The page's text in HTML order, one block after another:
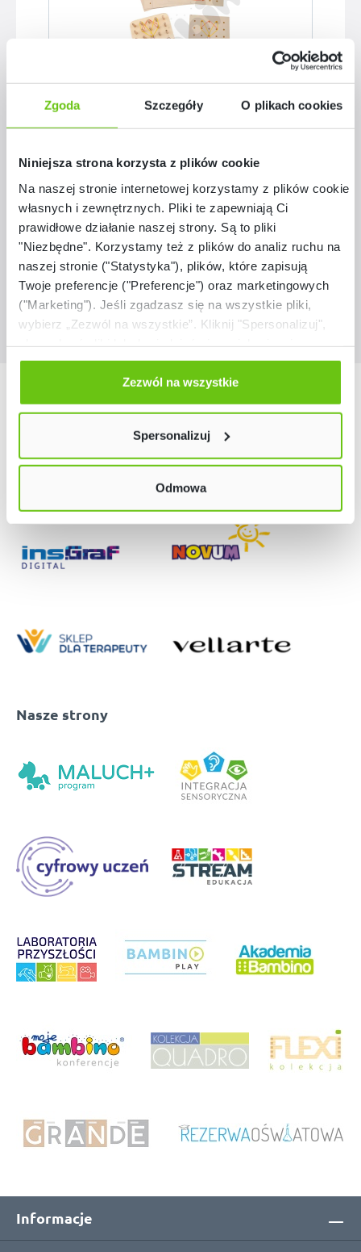
Zgoda Szczegóły O plikach cookies
Niniejsza strona korzysta z plików cookie
Na naszej stronie internetowej korzystamy z plików cookie:
własnych i zewnętrznych. Pliki te zapewniają Ci
prawidłowe działanie naszej strony. Są to pliki
"Niezbędne". Korzystamy też z plików do analiz ruchu na
naszej stronie ("Statystyka"), plików, które zapisują
Twoje preferencje ("Preferencje") oraz marketingowych
("Marketing"). Jeśli zgadzasz się na wszystkie pliki,
wybierz „Zezwól na wszystkie”. Kliknij "Spersonalizuj",
Odmów zgody poprzez przycisk „Odmowa”. Wtedy
użyjemy tylko plików niezbędnych dla naszej strony.
Twój wybór możesz zmienić przez kliknięcie przycisku w
Polityce prywatności
Zezwól na wszystkie
Spersonalizuj
Odmowa
Drewniany Geoplan Montessori Good Wood
MED
Kod produktu: 097110-2
119,90 zł
Nasze strony
Informacje